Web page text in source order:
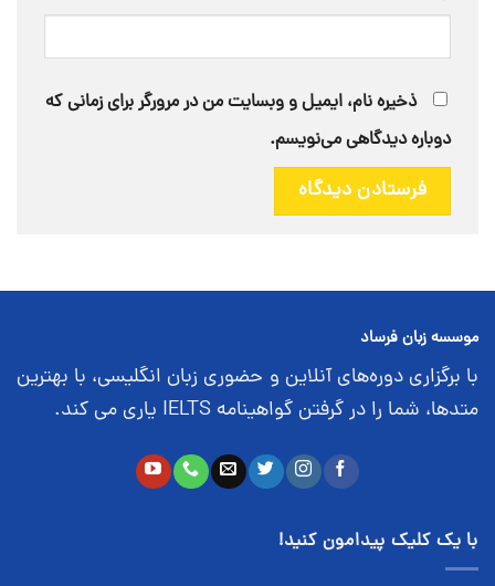
ذخیره نام، ایمیل و وبسایت من در مرورگر برای زمانی که
دوباره دیدگاهی می‌نویسم.
موسسه زبان فرساد
با برگزاری دوره‌های آنلاین و حضوری زبان انگلیسی، با بهترین
متدها، شما را در گرفتن گواهینامه IELTS یاری می کند.
با یک کلیک پیدامون کنید!